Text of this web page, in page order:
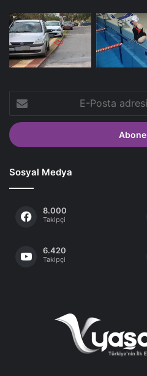
Posta
adresinizi
giriniz
Sosyal Medya
8.000
Takipçi
6.420
Takipçi